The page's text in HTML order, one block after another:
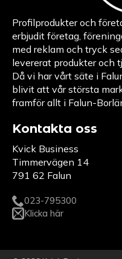
Profilprodukter och
erbjudit företag,
med reklam och tryck
levererat produkter och
Då vi har vårt säte i
blivit att vår största
framför allt i Falun-
Kontakta oss
Kvick Business
Timmervägen 14
791 62 Falun
023-795300
Klicka här